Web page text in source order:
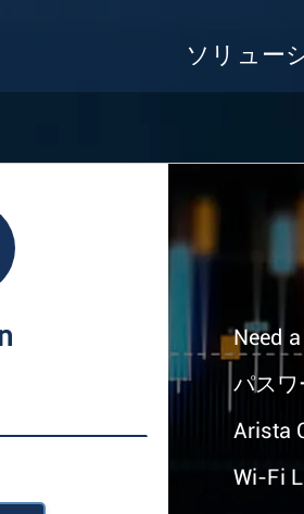
ソリュー
Need
パスワ
Arista
Wi-Fi